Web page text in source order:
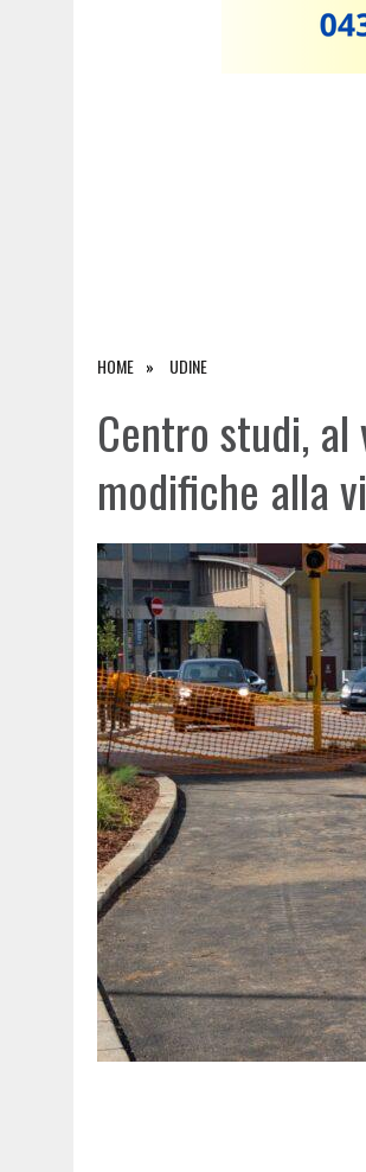
HOME UDINE
Centro studi,
modifiche alla